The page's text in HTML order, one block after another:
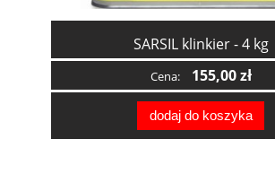
SARSIL klinkier - 4 kg
Cena: 155,00 zł
dodaj do koszyka